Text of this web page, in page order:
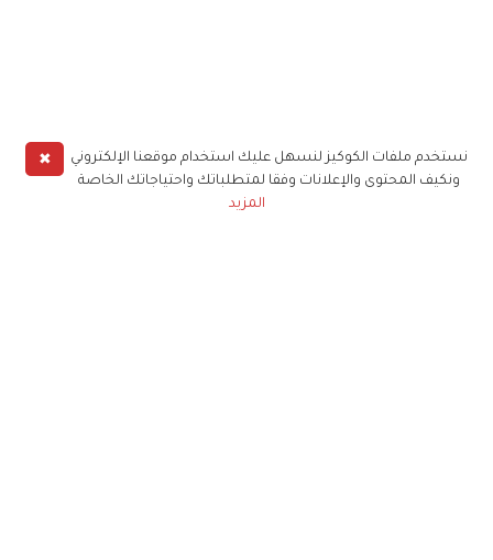
✖
نستخدم ملفات الكوكيز لنسهل عليك استخدام موقعنا الإلكتروني
ونكيف المحتوى والإعلانات وفقا لمتطلباتك واحتياجاتك الخاصة
المزيد